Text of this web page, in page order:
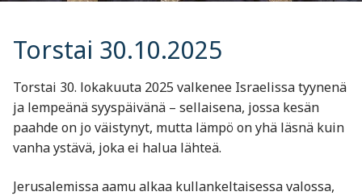
Torstai 30.10.2025
Torstai 30. lokakuuta 2025 valkenee Israelissa tyynenä
ja lempeänä syyspäivänä – sellaisena, jossa kesän
paahde on jo väistynyt, mutta lämpö on yhä läsnä kuin
vanha ystävä, joka ei halua lähteä.
Jerusalemissa aamu alkaa kullankeltaisessa valossa,